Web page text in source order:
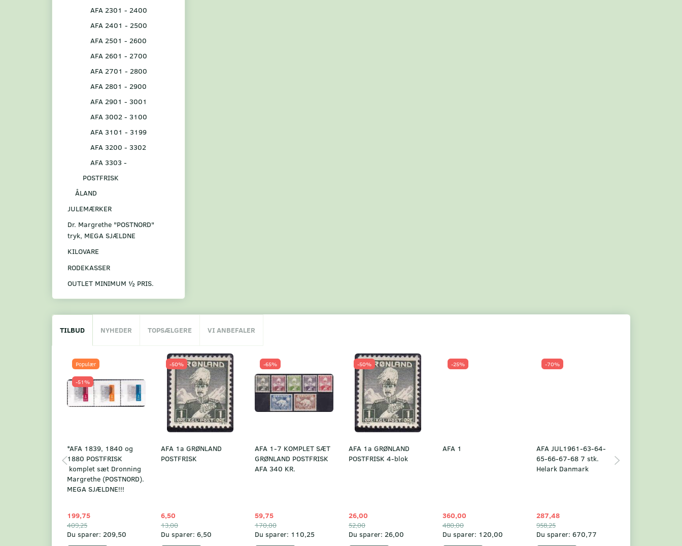
AFA 2301 - 2400
AFA 2401 - 2500
AFA 2501 - 2600
AFA 2601 - 2700
AFA 2701 - 2800
AFA 2801 - 2900
AFA 2901 - 3001
AFA 3002 - 3100
AFA 3101 - 3199
AFA 3200 - 3302
AFA 3303 -
POSTFRISK
ÅLAND
JULEMÆRKER
Dr. Margrethe "POSTNORD"
tryk, MEGA SJÆLDNE
KILOVARE
RODEKASSER
OUTLET MINIMUM ½ PRIS.
TILBUD NYHEDER TOPSÆLGERE VI ANBEFALER
Populær
-51%
*AFA 1839, 1840 og
1880 POSTFRISK
komplet sæt Dronning
Margrethe (POSTNORD).
MEGA SJÆLDNE!!!
199,75
409,25
Du sparer: 209,50
-50%
AFA 1a GRØNLAND
POSTFRISK
6,50
13,00
Du sparer: 6,50
-65%
AFA 1-7 KOMPLET SÆT
GRØNLAND POSTFRISK
AFA 340 KR.
59,75
170,00
Du sparer: 110,25
-50%
AFA 1a GRØNLAND
POSTFRISK 4-blok
26,00
52,00
Du sparer: 26,00
-25%
AFA 1
360,00
480,00
Du sparer: 120,00
-70%
AFA JUL1961-63-64-
65-66-67-68 7 stk.
Helark Danmark
287,48
958,25
Du sparer: 670,77